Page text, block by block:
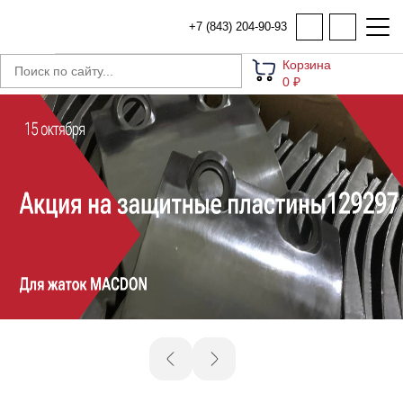
+7 (843) 204-90-93
Корзина
0 ₽